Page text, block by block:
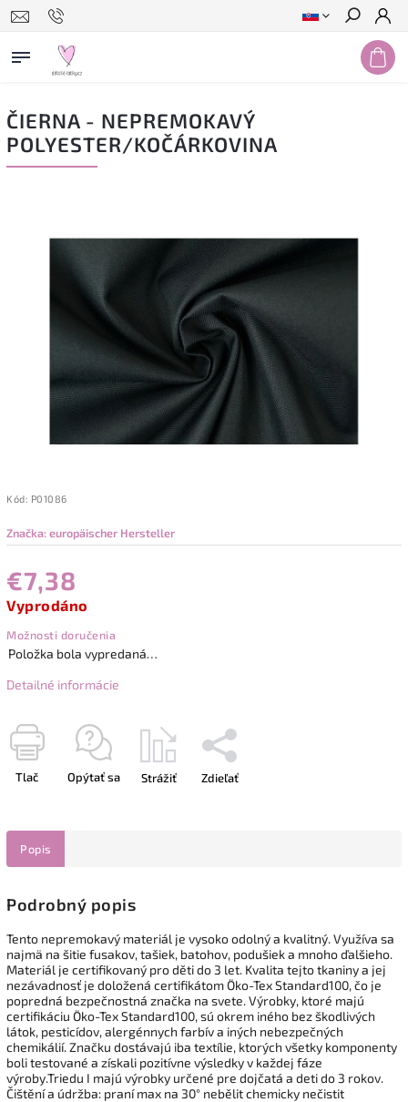
Hľadať
ČIERNA - NEPREMOKAVÝ
POLYESTER/KOČÁRKOVINA
Kód: P01086
Značka:europäischer Hersteller
€7,38
Vyprodáno
Možnosti doručenia
Položka bola vypredaná…
Detailné informácie
Tlač Opýtať sa Strážiť Zdieľať
Popis
Podrobný popis
Tento nepremokavý materiál je vysoko odolný a kvalitný. Využíva sa
najmä na šitie fusakov, tašiek, batohov, podušiek a mnoho ďalšieho.
Materiál je certifikovaný pro děti do 3 let. Kvalita tejto tkaniny a jej
nezávadnosť je doložená certifikátom Öko-Tex Standard100, čo je
popredná bezpečnostná značka na svete. Výrobky, ktoré majú
certifikáciu Öko-Tex Standard100, sú okrem iného bez škodlivých
látok, pesticídov, alergénnych farbív a iných nebezpečných
chemikálií. Značku dostávajú iba textílie, ktorých všetky komponenty
boli testované a získali pozitívne výsledky v každej fáze
výroby.Triedu I majú výrobky určené pre dojčatá a deti do 3 rokov.
Čištění a údržba: praní max na 30° nebělit chemicky nečistit